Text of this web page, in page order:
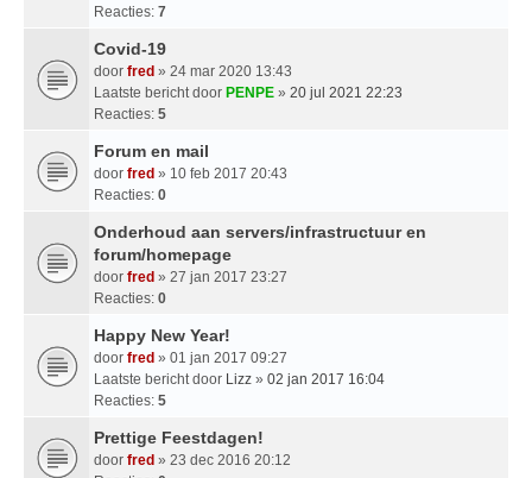
Reacties: 7
Covid-19
door fred » 24 mar 2020 13:43
Laatste bericht door PENPE » 20 jul 2021 22:23
Reacties: 5
Forum en mail
door fred » 10 feb 2017 20:43
Reacties: 0
Onderhoud aan servers/infrastructuur en
forum/homepage
door fred » 27 jan 2017 23:27
Reacties: 0
Happy New Year!
door fred » 01 jan 2017 09:27
Laatste bericht door Lizz » 02 jan 2017 16:04
Reacties: 5
Prettige Feestdagen!
door fred » 23 dec 2016 20:12